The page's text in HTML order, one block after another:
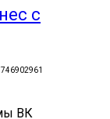
с
ВК